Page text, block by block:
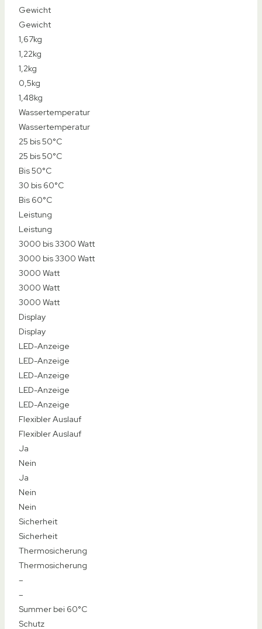
Top-Empfehlung
Preis-Tipp
Praktisches Design
Produkt
Produkt
HOGART Elektrischer Wasserhahn
HOGART Elektrische Wasserhahn
Aquadon Smart Heater Flex Head
Elektrische Heizung Wasserhahn
ESIP Wasserhahn mit Durchlauferhitzer
Typ
Typ
Wasserhahn mit Durchlauferhitzer
Wasserhahn mit Durchlauferhitzer
Wasserhahn mit Durchlauferhitzer
Wasserhahn mit Durchlauferhitzer
Wasserhahn mit Durchlauferhitzer
Material
Material
Edelstahl
Kunststoff
Edelstahl